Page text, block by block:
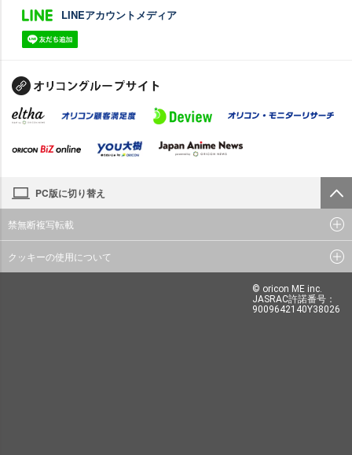
LINEアカウントメディア
PC版に切り替え
禁無断複写転載
クッキーの使用について
© oricon ME inc.
JASRAC許諾番号：
9009642140Y38026